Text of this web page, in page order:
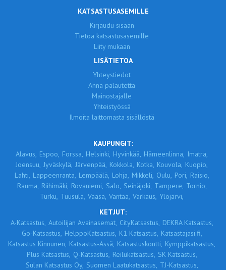
KATSASTUSASEMILLE
Kirjaudu sisään
Tietoa katsastusasemille
Liity mukaan
LISÄTIETOA
Yhteystiedot
Anna palautetta
Mainostajalle
Yhteistyössä
Ilmoita laittomasta sisällöstä
KAUPUNGIT:
Alavus, Espoo, Forssa, Helsinki, Hyvinkää, Hämeenlinna, Imatra,
Joensuu, Jyväskylä, Järvenpää, Kokkola, Kotka, Kouvola, Kuopio,
Lahti, Lappeenranta, Lempäälä, Lohja, Mikkeli, Oulu, Pori, Raisio,
Rauma, Riihimäki, Rovaniemi, Salo, Seinäjoki, Tampere, Tornio,
Turku, Tuusula, Vaasa, Vantaa, Varkaus, Ylöjärvi,
KETJUT:
A-Katsastus, Autoilijan Avainasemat, CityKatsastus, DEKRA Katsastus,
Go-Katsastus, HelppoKatsastus, K1 Katsastus, Katsastajasi.fi,
Katsastus Kinnunen, Katsastus-Ässä, Katsastuskontti, Kymppikatsastus,
Plus Katsastus, Q-Katsastus, Reilukatsastus, SK Katsastus,
Sulan Katsastus Oy, Suomen Laatukatsastus, TJ-Katsastus,